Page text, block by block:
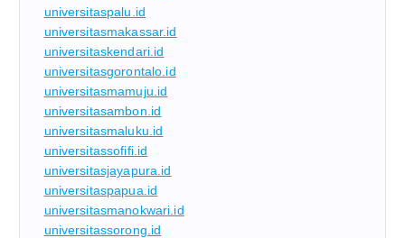
universitaspalu.id
universitasmakassar.id
universitaskendari.id
universitasgorontalo.id
universitasmamuju.id
universitasambon.id
universitasmaluku.id
universitassofifi.id
universitasjayapura.id
universitaspapua.id
universitasmanokwari.id
universitassorong.id